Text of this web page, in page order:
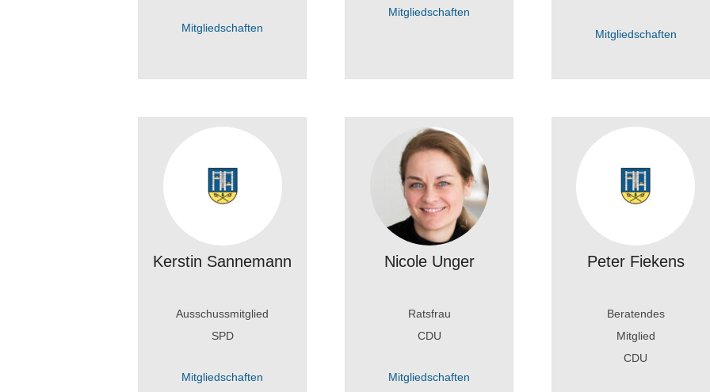
Mitgliedschaften
Mitgliedschaften
Mitgliedschaften
Kerstin Sannemann
Ausschussmitglied
SPD
Mitgliedschaften
Nicole Unger
Ratsfrau
CDU
Mitgliedschaften
Peter Fiekens
Beratendes
Mitglied
CDU